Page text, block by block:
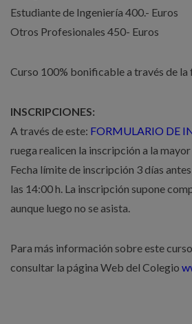
Estudiante de Ingeniería 400.- Euros
Otros Profesionales 450- Euros
Curso 100% bonificable a través de
INSCRIPCIONES:
A través de este: FORMULARIO DE
ruega realicen la inscripción a la
Fecha límite de inscripción 3 días
las 14:00 h. La inscripción supone
aunque luego no se asista.
Para más información sobre este
consultar la página Web del Colegio